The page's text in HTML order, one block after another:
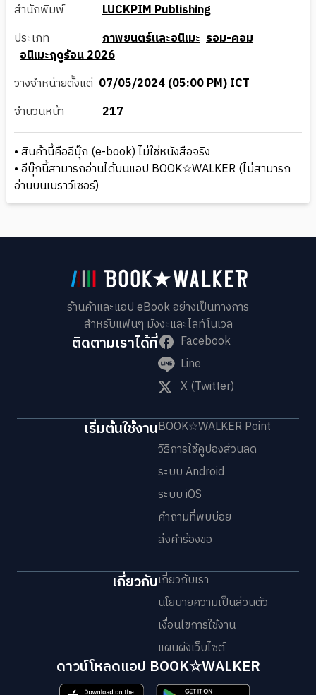
สำนักพิมพ์
LUCKPIM Publishing
ประเภท
ภาพยนตร์และอนิเมะ รอม-คอม
อนิเมะฤดูร้อน 2026
วางจำหน่ายตั้งแต่ 07/05/2024 (05:00 PM) ICT
จำนวนหน้า
217
• สินค้านี้คืออีบุ๊ก (e-book) ไม่ใช่หนังสือจริง
• อีบุ๊กนี้สามารถอ่านได้บนแอป BOOK☆WALKER (ไม่สามารถ
อ่านบนเบราว์เซอร์)
ร้านค้าและแอป eBook อย่างเป็นทางการ
สำหรับแฟนๆ มังงะและไลท์โนเวล
ติดตามเราได้ที่
Facebook
Line
X (Twitter)
เริ่มต้นใช้งานBOOK☆WALKER Point
วิธีการใช้คูปองส่วนลด
ระบบ Android
ระบบ iOS
คำถามที่พบบ่อย
ส่งคำร้องขอ
เกี่ยวกับเกี่ยวกับเรา
นโยบายความเป็นส่วนตัว
เงื่อนไขการใช้งาน
แผนผังเว็บไซต์
ดาวน์โหลดแอป BOOK☆WALKER